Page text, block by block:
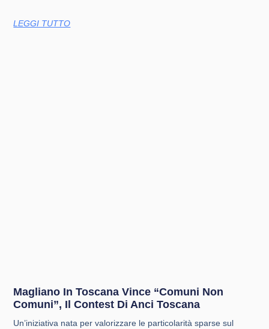
LEGGI TUTTO
Magliano In Toscana Vince “Comuni Non
Comuni”, Il Contest Di Anci Toscana
Un’iniziativa nata per valorizzare le particolarità sparse sul